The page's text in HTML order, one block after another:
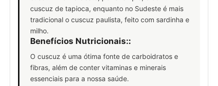
cuscuz de tapioca, enquanto no Sudeste é mais
tradicional o cuscuz paulista, feito com sardinha e
milho.
Benefícios Nutricionais::
O cuscuz é uma ótima fonte de carboidratos e
fibras, além de conter vitaminas e minerais
essenciais para a nossa saúde.